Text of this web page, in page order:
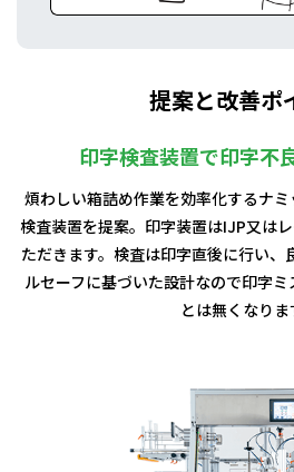
提案と改善ポ
印字検査装置で印字不
煩わしい箱詰め作業を効率化するナ
検査装置を提案。印字装置はIJP又は
ただきます。検査は印字直後に行い
ルセーフに基づいた設計なので印字
とは無くなりま